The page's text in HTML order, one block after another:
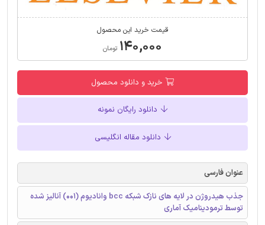
قیمت خرید این محصول
۱۴۰,۰۰۰ تومان
خرید و دانلود محصول
دانلود رایگان نمونه
دانلود مقاله انگلیسی
عنوان فارسی
جذب هیدروژن در لایه های نازک شبکه bcc وانادیوم (001) آنالیز شده
توسط ترمودینامیک آماری